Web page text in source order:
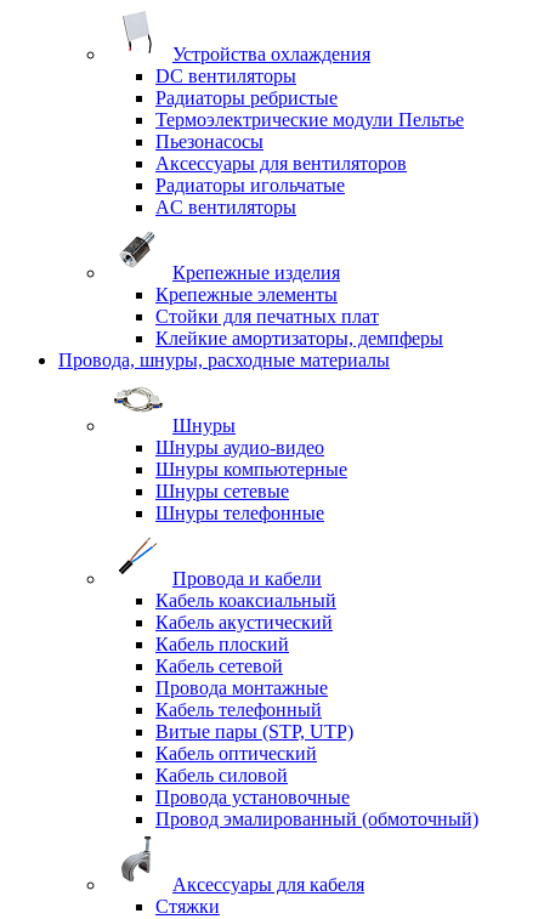
Устройства охлаждения
DC вентиляторы
Радиаторы ребристые
Термоэлектрические модули Пельтье
Пьезонасосы
Аксессуары для вентиляторов
Радиаторы игольчатые
AC вентиляторы
Крепежные изделия
Крепежные элементы
Стойки для печатных плат
Клейкие амортизаторы, демпферы
Провода, шнуры, расходные материалы
Шнуры
Шнуры аудио-видео
Шнуры компьютерные
Шнуры сетевые
Шнуры телефонные
Провода и кабели
Кабель коаксиальный
Кабель акустический
Кабель плоский
Кабель сетевой
Провода монтажные
Кабель телефонный
Витые пары (STP, UTP)
Кабель оптический
Кабель силовой
Провода установочные
Провод эмалированный (обмоточный)
Аксессуары для кабеля
Стяжки